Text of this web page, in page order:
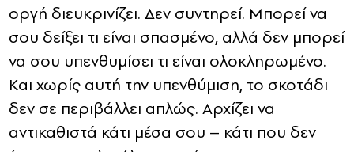
οργή διευκρινίζει. Δεν συντηρεί. Μπορεί να
σου δείξει τι είναι σπασμένο, αλλά δεν μπορεί
να σου υπενθυμίσει τι είναι ολοκληρωμένο.
Και χωρίς αυτή την υπενθύμιση, το σκοτάδι
δεν σε περιβάλλει απλώς. Αρχίζει να
αντικαθιστά κάτι μέσα σου – κάτι που δεν